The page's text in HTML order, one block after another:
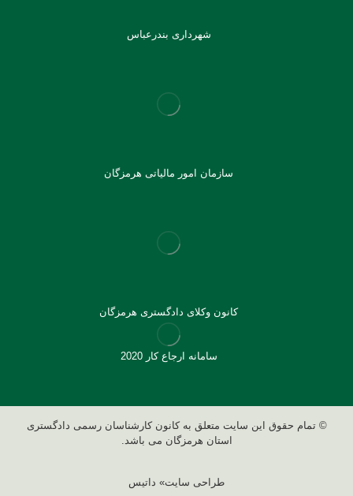
شهرداری بندرعباس
سازمان امور مالیاتی هرمزگان
کانون وکلای دادگستری هرمزگان
سامانه ارجاع کار 2020
© تمام حقوق این سایت متعلق به کانون کارشناسان رسمی دادگستری
استان هرمزگان می باشد.
طراحی سایت» داتیس